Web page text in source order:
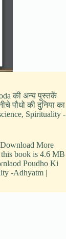
की अन्य पुस्तकें
पौधो की दुनिया का
Spirituality -
More
book is 4.6 MB
Poudho Ki
-Adhyatm |